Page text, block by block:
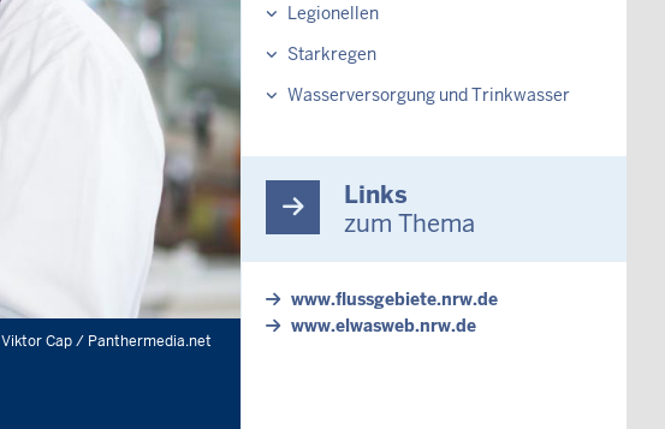
Viktor Cap / Panthermedia.net
Legionellen
Starkregen
Wasserversorgung und Trinkwasser
Links
zum Thema
www.flussgebiete.nrw.de
www.elwasweb.nrw.de